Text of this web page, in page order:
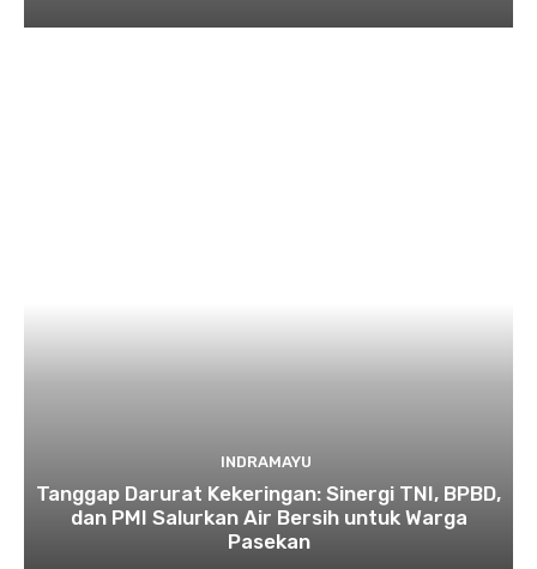
INDRAMAYU
​Tanggap Darurat Kekeringan: Sinergi TNI, BPBD,
dan PMI Salurkan Air Bersih untuk Warga
Pasekan